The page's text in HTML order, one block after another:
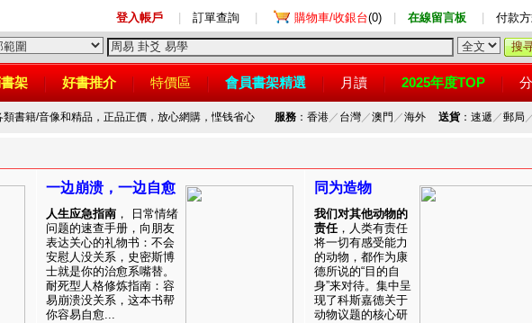
登入帳戶 訂單查詢 購物車/收銀台(0) 在線留言板 付款
架 好書推介 特價區 會員書架精選 月讀 2025年度TOP
類書籍/音像和精品，正品正價，放心網購，悭钱省心 服務：香港／ 台灣／澳門 ／海外 送貨：速遞 ／郵局
一边崩溃，一边自愈
人生应急指南 ， 日常情绪
问题的速查手册，向朋友
表达关心的礼物书：不会
安慰人没关系，史密斯博
士就是你的治愈系嘴替。
耐死型人格修炼指南：容
易崩溃没关系，这本书帮
你容易自愈...
同为造物
我们对其他动物的
责任，人类有责任
将一切有感受能力
的动物，都作为康
德所说的“目的自
身”来对待。集中呈
现了科斯嘉德关于
动物议题的核心研